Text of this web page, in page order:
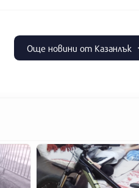
Още новини от Казанлък